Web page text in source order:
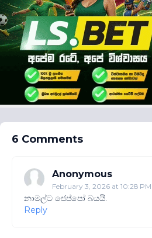
6 Comments
Anonymous
February 3, 2026 at 10:28 PM
නාමල්ට ජෙප්පෝ බයයි.
Reply